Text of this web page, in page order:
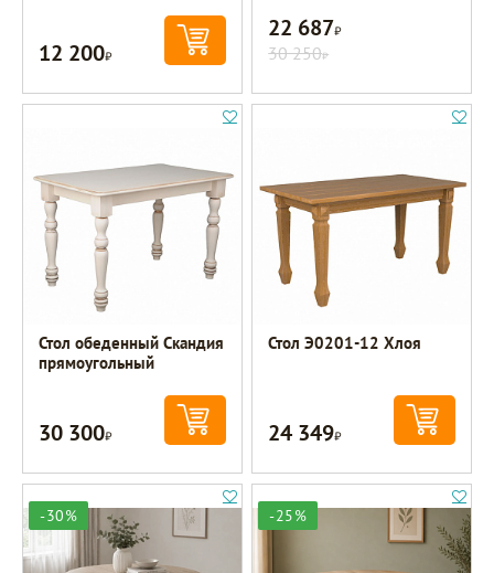
12 200Р
22 687Р
30 250Р
Стол обеденный Скандия
прямоугольный
30 300Р
Стол Э0201-12 Хлоя
24 349Р
-30% -25%